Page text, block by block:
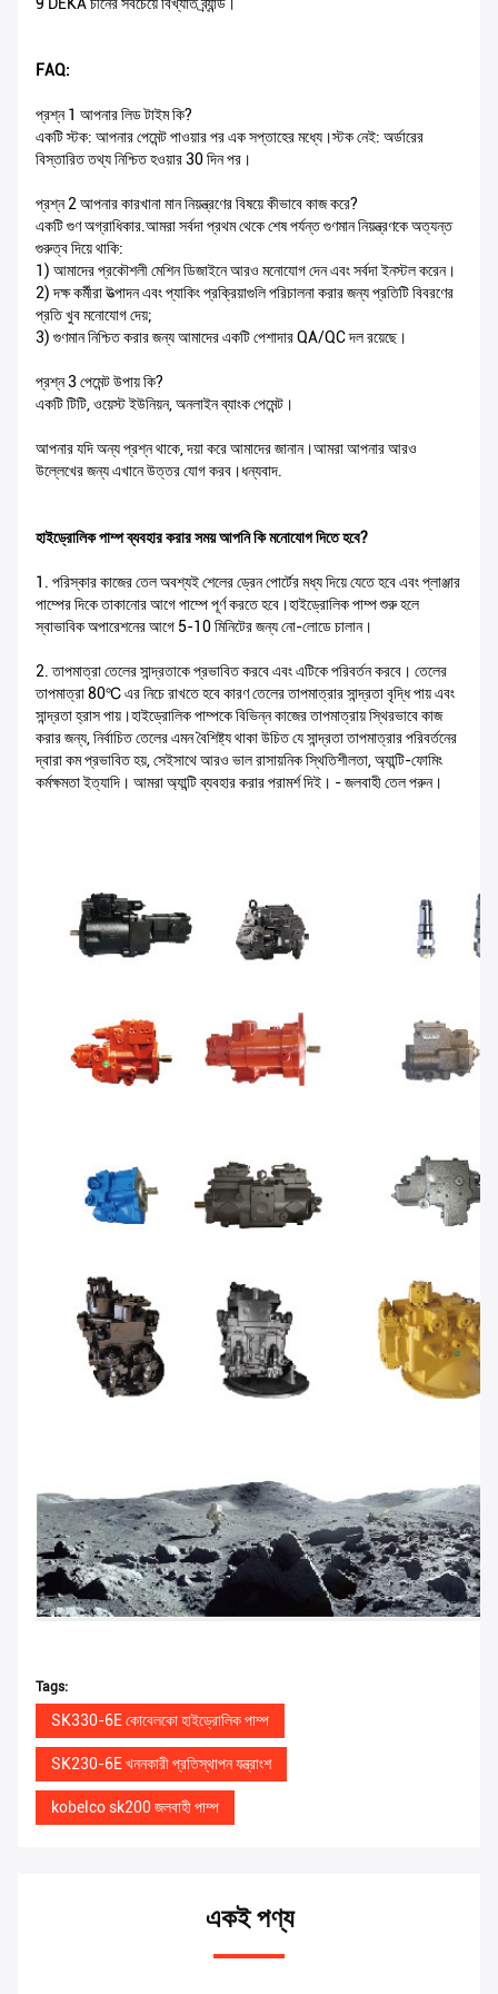
9 DEKA চীনের সবচেয়ে বিখ্যাত ব্র্যান্ড।
FAQ:
প্রশ্ন 1 আপনার লিড টাইম কি?
একটি স্টক: আপনার পেমেন্ট পাওয়ার পর এক সপ্তাহের মধ্যে।স্টক নেই: অর্ডারের
বিস্তারিত তথ্য নিশ্চিত হওয়ার 30 দিন পর।
প্রশ্ন 2 আপনার কারখানা মান নিয়ন্ত্রণের বিষয়ে কীভাবে কাজ করে?
একটি গুণ অগ্রাধিকার.আমরা সর্বদা প্রথম থেকে শেষ পর্যন্ত গুণমান নিয়ন্ত্রণকে অত্যন্ত
গুরুত্ব দিয়ে থাকি:
1) আমাদের প্রকৌশলী মেশিন ডিজাইনে আরও মনোযোগ দেন এবং সর্বদা ইনস্টল করেন।
2) দক্ষ কর্মীরা উত্পাদন এবং প্যাকিং প্রক্রিয়াগুলি পরিচালনা করার জন্য প্রতিটি বিবরণের
প্রতি খুব মনোযোগ দেয়;
3) গুণমান নিশ্চিত করার জন্য আমাদের একটি পেশাদার QA/QC দল রয়েছে।
প্রশ্ন 3 পেমেন্ট উপায় কি?
একটি টিটি, ওয়েস্ট ইউনিয়ন, অনলাইন ব্যাংক পেমেন্ট।
আপনার যদি অন্য প্রশ্ন থাকে, দয়া করে আমাদের জানান।আমরা আপনার আরও
উল্লেখের জন্য এখানে উত্তর যোগ করব।ধন্যবাদ.
হাইড্রোলিক পাম্প ব্যবহার করার সময় আপনি কি মনোযোগ দিতে হবে?
1. পরিস্কার কাজের তেল অবশ্যই শেলের ড্রেন পোর্টের মধ্য দিয়ে যেতে হবে এবং প্লাঞ্জার
পাম্পের দিকে তাকানোর আগে পাম্পে পূর্ণ করতে হবে।হাইড্রোলিক পাম্প শুরু হলে
স্বাভাবিক অপারেশনের আগে 5-10 মিনিটের জন্য নো-লোডে চালান।
2. তাপমাত্রা তেলের সান্দ্রতাকে প্রভাবিত করবে এবং এটিকে পরিবর্তন করবে। তেলের
তাপমাত্রা 80℃ এর নিচে রাখতে হবে কারণ তেলের তাপমাত্রার সান্দ্রতা বৃদ্ধি পায় এবং
সান্দ্রতা হ্রাস পায়।হাইড্রোলিক পাম্পকে বিভিন্ন কাজের তাপমাত্রায় স্থিরভাবে কাজ
করার জন্য, নির্বাচিত তেলের এমন বৈশিষ্ট্য থাকা উচিত যে সান্দ্রতা তাপমাত্রার পরিবর্তনের
দ্বারা কম প্রভাবিত হয়, সেইসাথে আরও ভাল রাসায়নিক স্থিতিশীলতা, অ্যান্টি-ফোমিং
কর্মক্ষমতা ইত্যাদি। আমরা অ্যান্টি ব্যবহার করার পরামর্শ দিই। - জলবাহী তেল পরুন।
Tags:
SK330-6E কোবেলকো হাইড্রোলিক পাম্প
SK230-6E খননকারী প্রতিস্থাপন যন্ত্রাংশ
kobelco sk200 জলবাহী পাম্প
একই পণ্য